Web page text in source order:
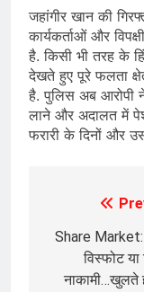
जहांगीर खान की
कार्यकर्ताओं और
है. किसी भी तरह के
देखते हुए पूरे फलता
है. पुलिस अब आरोपी
लाने और अदालत में
फरारी के दिनों और
Share
विस्फोट
नाकामी…खुलते